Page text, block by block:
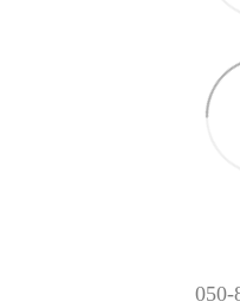
050-